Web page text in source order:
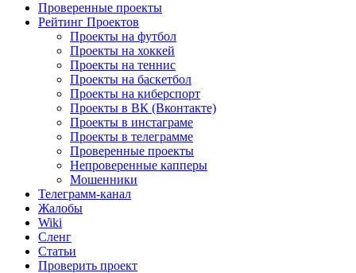
Проверенные проекты
Рейтинг Проектов
Проекты на футбол
Проекты на хоккей
Проекты на теннис
Проекты на баскетбол
Проекты на киберспорт
Проекты в ВК (Вконтакте)
Проекты в инстаграме
Проекты в телеграмме
Проверенные проекты
Непроверенные капперы
Мошенники
Телеграмм-канал
Жалобы
Wiki
Сленг
Статьи
Проверить проект